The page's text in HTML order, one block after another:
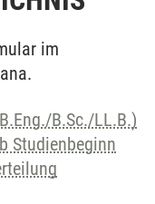
im
B.Sc./LL.B.)
Studienbeginn